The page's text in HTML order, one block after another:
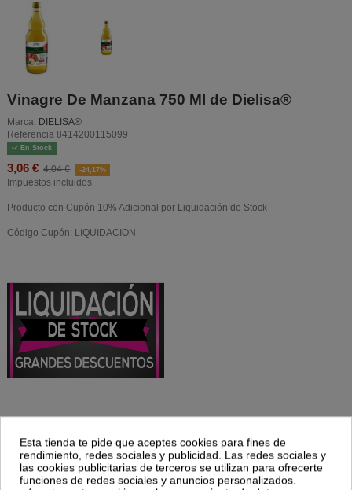
Vinagre De Manzana 750 Ml de Dielisa®
Marca: DIELISA®
Referencia 8414200115099
En Stock
3,06 € 4,04 € -24,17%
Impuestos incluidos
Producto con Cupón 10% Adicional por Liquidación de Stock
Código Cupón: LIQUIDACION
consumidores que buscan opciones saludables. Ofrece sabor y versatilidad en
la cocina gracias a su fermentación tradicional y presentación práctica.
Esta tienda te pide que aceptes cookies para fines de
rendimiento, redes sociales y publicidad. Las redes sociales y
las cookies publicitarias de terceros se utilizan para ofrecerte
funciones de redes sociales y anuncios personalizados.